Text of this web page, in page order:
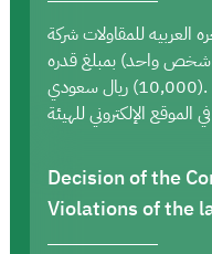
للمقاولات شركة
شخص واحد) بمبلغ قدره
(10,000) ريال سعودي.
Decision of the
Violations of the